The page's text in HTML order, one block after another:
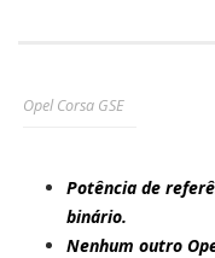
Opel Corsa GSE
Potência de
binário.
Nenhum outro